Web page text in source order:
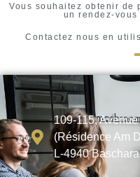
Vous souhaitez obtenir de
un rendez-
Contactez nous en
109-115,
(Résidence Am
L-4940